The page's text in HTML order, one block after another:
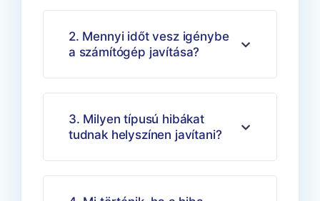
2. Mennyi időt vesz igénybe
a számítógép javítása?
3. Milyen típusú hibákat
tudnak helyszínen javítani?